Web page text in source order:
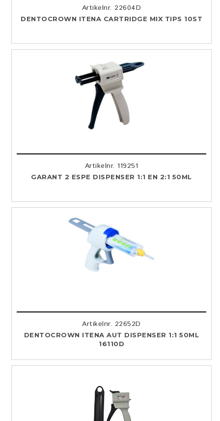
Artikelnr. 22604D
DENTOCROWN ITENA CARTRIDGE MIX TIPS 10ST
Artikelnr. 119251
GARANT 2 ESPE DISPENSER 1:1 EN 2:1 50ML
Artikelnr. 22652D
DENTOCROWN ITENA AUT DISPENSER 1:1 50ML
16110D